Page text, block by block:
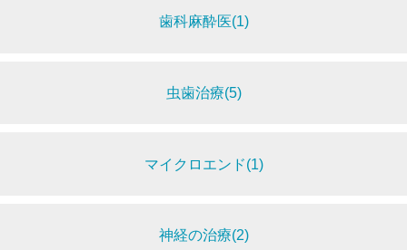
歯科麻酔医(1)
虫歯治療(5)
マイクロエンド(1)
神経の治療(2)